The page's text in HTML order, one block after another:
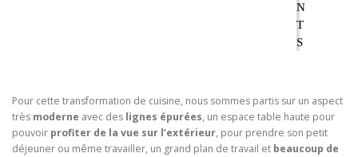
N
T
S
Pour cette transformation de cuisine, nous sommes partis sur un aspect
très moderne avec des lignes épurées, un espace table haute pour
pouvoir profiter de la vue sur l’extérieur, pour prendre son petit
déjeuner ou même travailler, un grand plan de travail et beaucoup de